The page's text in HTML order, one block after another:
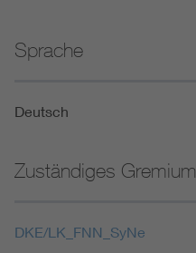
Sprache
Deutsch
Zuständiges Gremium
DKE/LK_FNN_SyNe